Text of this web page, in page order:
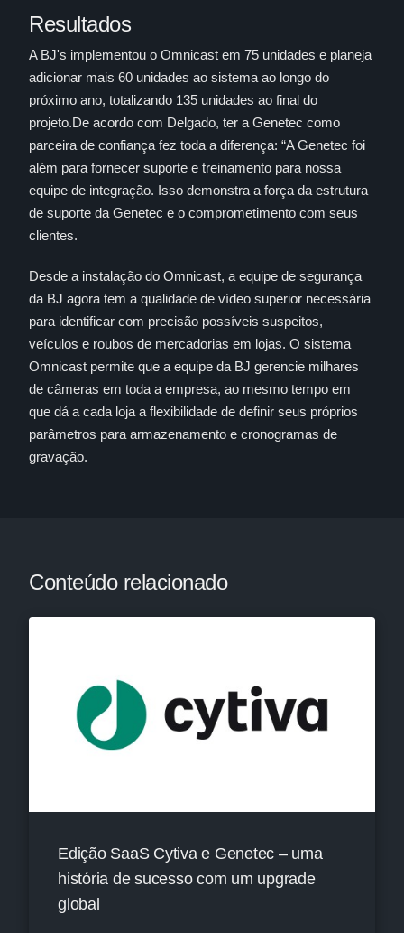
Resultados
A BJ's implementou o Omnicast em 75 unidades e planeja
adicionar mais 60 unidades ao sistema ao longo do
próximo ano, totalizando 135 unidades ao final do
projeto.De acordo com Delgado, ter a Genetec como
parceira de confiança fez toda a diferença: “A Genetec foi
além para fornecer suporte e treinamento para nossa
equipe de integração. Isso demonstra a força da estrutura
de suporte da Genetec e o comprometimento com seus
clientes.
Desde a instalação do Omnicast, a equipe de segurança
da BJ agora tem a qualidade de vídeo superior necessária
para identificar com precisão possíveis suspeitos,
veículos e roubos de mercadorias em lojas. O sistema
Omnicast permite que a equipe da BJ gerencie milhares
de câmeras em toda a empresa, ao mesmo tempo em
que dá a cada loja a flexibilidade de definir seus próprios
parâmetros para armazenamento e cronogramas de
gravação.
Conteúdo relacionado
Edição SaaS Cytiva e Genetec – uma
história de sucesso com um upgrade
global